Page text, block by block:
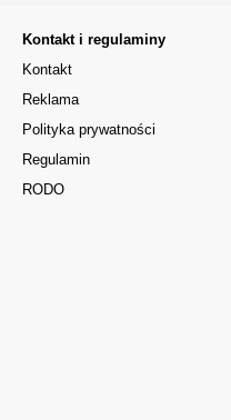
Kontakt i regulaminy
Kontakt
Reklama
Polityka prywatności
Regulamin
RODO